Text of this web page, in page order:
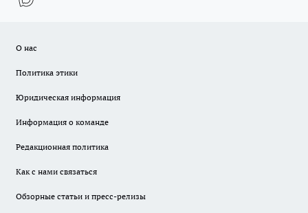
О нас
Политика этики
Юридическая информация
Информация о команде
Редакционная политика
Как с нами связаться
Обзорные статьи и пресс-релизы